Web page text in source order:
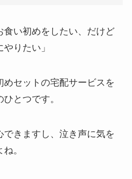
食い初めをしたい、だけど
やりたい 」
めセットの宅配サービスを
ひとつです。
できますし、泣き声に気を
。